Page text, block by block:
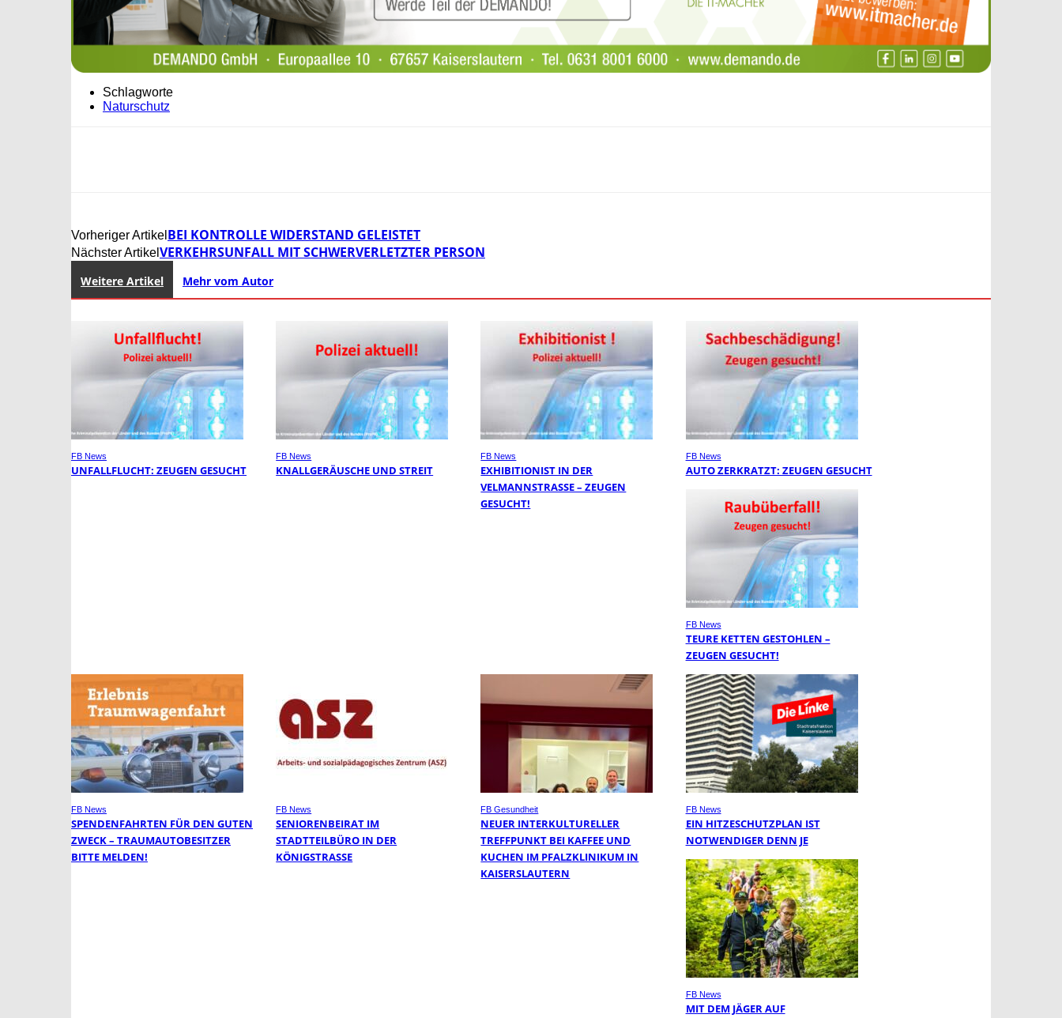
Schlagworte
Naturschutz
Vorheriger Artikel BEI KONTROLLE WIDERSTAND GELEISTET
Nächster Artikel VERKEHRSUNFALL MIT SCHWERVERLETZTER PERSON
Weitere Artikel Mehr vom Autor
FB News
UNFALLFLUCHT: ZEUGEN GESUCHT
FB News
KNALLGERÄUSCHE UND STREIT
FB News
EXHIBITIONIST IN DER
VELMANNSTRASSE – ZEUGEN G
ESUCHT!
FB News
AUTO ZERKRATZT: ZEUGEN GESUCHT
FB News
TEURE KETTEN GESTOHLEN –
ZEUGEN GESUCHT!
FB News
SPENDENFAHRTEN FÜR DEN GUTEN
ZWECK – TRAUMAUTOBESITZER
BITTE MELDEN!
FB News
SENIORENBEIRAT IM
STADTTEILBÜRO IN DER
KÖNIGSTRASSE
FB Gesundheit
NEUER INTERKULTURELLER
TREFFPUNKT BEI KAFFEE UND
KUCHEN IM PFALZKLINIKUM IN
KAISERSLAUTERN
FB News
EIN HITZESCHUTZPLAN IST
NOTWENDIGER DENN JE
FB News
MIT DEM JÄGER AUF